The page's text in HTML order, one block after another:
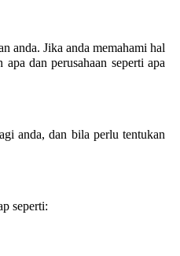
anda. Jika anda memahami hal
dan perusahaan seperti apa
anda, dan bila perlu tentukan
seperti: